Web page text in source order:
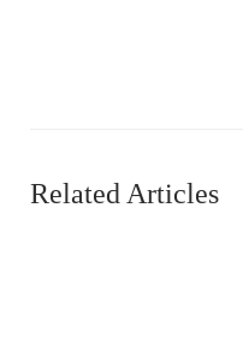
Related Articles